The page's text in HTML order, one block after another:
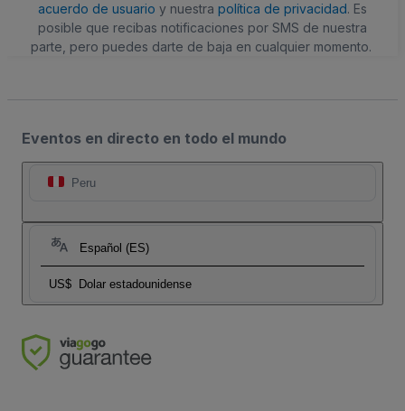
acuerdo de usuario y nuestra política de privacidad. Es
posible que recibas notificaciones por SMS de nuestra
parte, pero puedes darte de baja en cualquier momento.
Eventos en directo en todo el mundo
Peru
Español (ES)
US$ Dolar estadounidense